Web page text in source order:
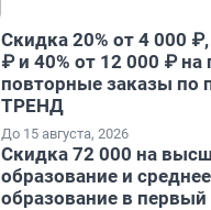
Скидка 20% от 4 000
₽ и 40% от 12 000 ₽ на
повторные заказы по
ТРЕНД
До 15 августа, 2026
Скидка 72 000 на
образование и
образование в первый